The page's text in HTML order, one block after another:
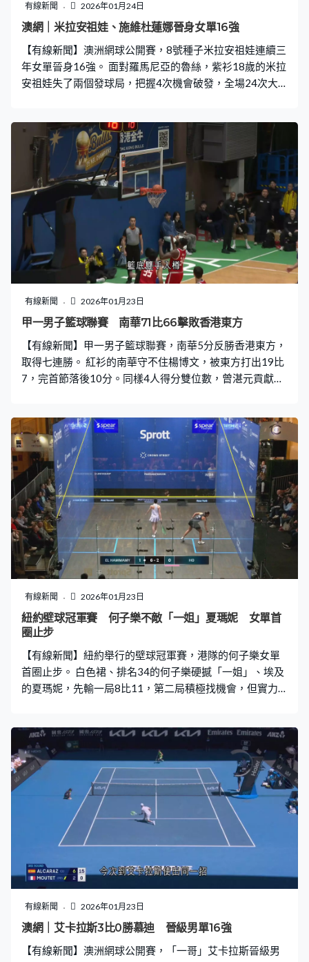
有線新聞 2026年01月24日
澳網｜米拉安祖娃、施維杜蓮娜晉身女單16強
【有線新聞】澳洲網球公開賽，8號種子米拉安祖娃連續三
年女單晉身16強。 面對羅馬尼亞的魯絲，紫衫18歲的米拉
安祖娃失了兩個發球局，把握4次機會破發，全場24次大
盤鬥到決勝局，贏細分7比4。這位烏克蘭球手乘勝追擊，
再贏6比3，直落兩盤晉級16強。
有線新聞 2026年01月23日
甲一男子籃球聯賽 南華71比66擊敗香港東方
【有線新聞】甲一男子籃球聯賽，南華5分反勝香港東方，
取得七連勝。 紅衫的南華守不住楊博文，被東方打出19比
7，完首節落後10分。同樣4人得分雙位數，曾湛元貢獻最
出19比11，反勝71比66。 白衫滿貫同樣七連勝，半場領
先康仁福建51比30，換邊後最多拋離41分，4人得分雙位
數的滿貫，結果贏96比61。
有線新聞 2026年01月23日
紐約壁球冠軍賽 何子樂不敵「一姐」夏瑪妮 女單首
圈止步
【有線新聞】紐約舉行的壁球冠軍賽，港隊的何子樂女單
首圈止步。 白色裙、排名34的何子樂硬撼「一姐」、埃及
的夏瑪妮，先輸一局8比11，第二局積極找機會，但實力
11，局數0比3出局，隊友李嘉兒亦都有參賽。
有線新聞 2026年01月23日
澳網｜艾卡拉斯3比0勝慕迪 晉級男單16強
【有線新聞】澳洲網球公開賽，「一哥」艾卡拉斯晉級男